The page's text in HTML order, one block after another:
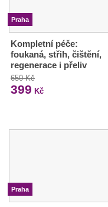
Praha
Kompletní péče:
foukaná, střih, čištění,
regenerace i přeliv
650 Kč
399 Kč
Praha